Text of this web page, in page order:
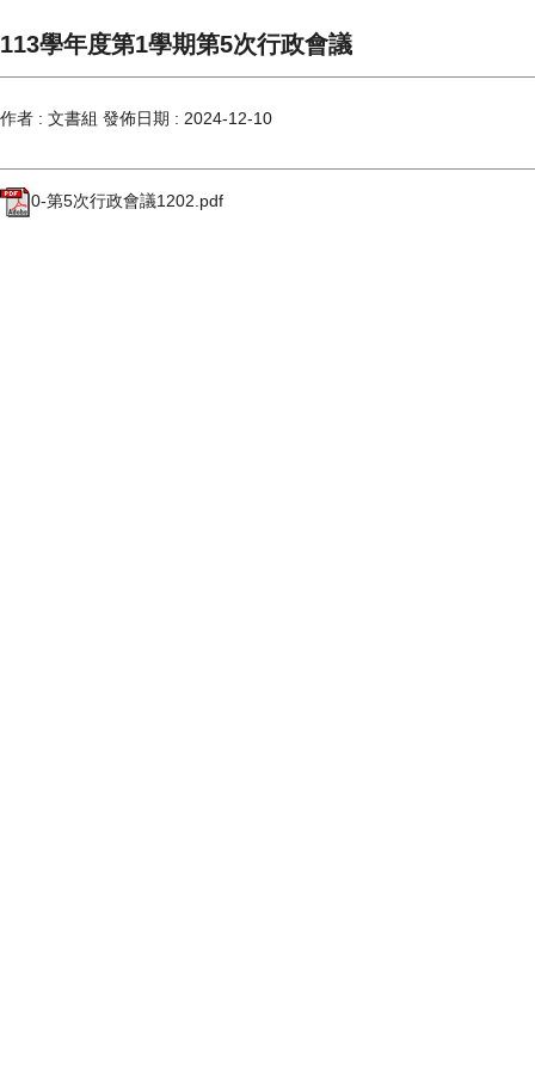
113學年度第1學期第5次行政會議
作者 : 文書組 發佈日期 : 2024-12-10
0-第5次行政會議1202.pdf